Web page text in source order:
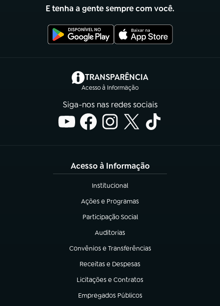
E tenha a gente sempre com você.
TRANSPARÊNCIA
Acesso à Informação
(abre em nova aba)
Siga-nos nas redes sociais
Acesso à Informação
Institucional
(abre em nova aba)
Ações e Programas
(abre em nova aba)
Participação Social
(abre em nova aba)
Auditorias
(abre em nova aba)
Convênios e Transferências
(abre em nova aba)
Receitas e Despesas
(abre em nova aba)
Licitações e Contratos
(abre em nova aba)
Empregados Públicos
(abre em nova aba)